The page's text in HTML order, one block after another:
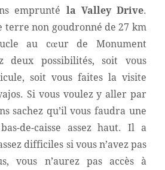
emprunté la Valley Drive.
terre non goudronné de 27 km
au cœur de Monument
deux possibilités, soit vous
soit vous faites la visite
Si vous voulez y aller par
sachez qu’il vous faudra une
de-caisse assez haut. Il a
difficiles si vous n’avez pas
vous n’aurez pas accès à